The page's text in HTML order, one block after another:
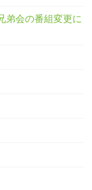
会の番組変更に